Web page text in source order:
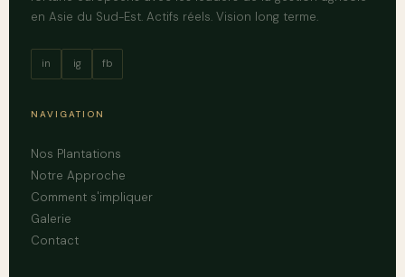
en Asie du Sud-Est. Actifs réels. Vision long terme.
in ig fb
NAVIGATION
Nos Plantations
Notre Approche
Comment s'impliquer
Galerie
Contact